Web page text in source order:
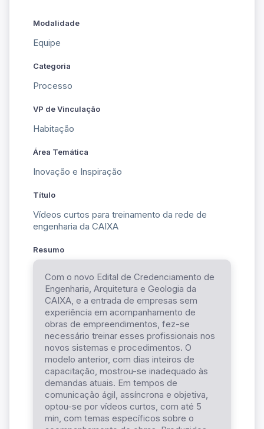
Modalidade
Equipe
Categoria
Processo
VP de Vinculação
Habitação
Área Temática
Inovação e Inspiração
Título
Vídeos curtos para treinamento da rede de
engenharia da CAIXA
Resumo
Com o novo Edital de Credenciamento de
Engenharia, Arquitetura e Geologia da
CAIXA, e a entrada de empresas sem
experiência em acompanhamento de
obras de empreendimentos, fez-se
necessário treinar esses profissionais nos
novos sistemas e procedimentos. O
modelo anterior, com dias inteiros de
capacitação, mostrou-se inadequado às
demandas atuais. Em tempos de
comunicação ágil, assíncrona e objetiva,
optou-se por vídeos curtos, com até 5
min, com temas específicos sobre o